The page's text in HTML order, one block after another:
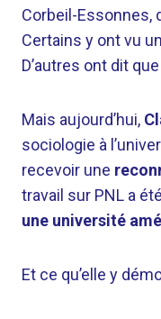
Corbeil-Essonnes,
Certains y ont vu
D’autres ont dit
Mais aujourd’hui,
sociologie à
recevoir une
travail sur PNL a été
une université
Et ce qu’elle y